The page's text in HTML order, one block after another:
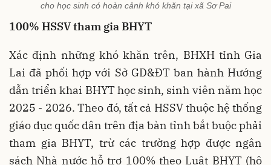
cho học sinh có hoàn cảnh khó khăn tại xã Sơ Pai
100% HSSV tham gia BHYT
Xác định những khó khăn trên, BHXH tỉnh Gia
Lai đã phối hợp với Sở GD&ĐT ban hành Hướng
dẫn triển khai BHYT học sinh, sinh viên năm học
2025 - 2026. Theo đó, tất cả HSSV thuộc hệ thống
giáo dục quốc dân trên địa bàn tỉnh bắt buộc phải
tham gia BHYT, trừ các trường hợp được ngân
sách Nhà nước hỗ trợ 100% theo Luật BHYT (hộ